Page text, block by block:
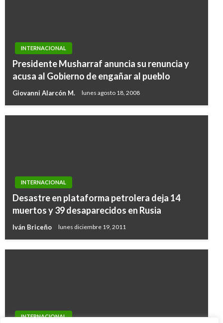
INTERNACIONAL
Presidente Musharraf anuncia su renuncia y
acusa al Gobierno de engañar al pueblo
Giovanni Alarcón M. lunes agosto 18, 2008
INTERNACIONAL
Desastre en plataforma petrolera deja 14
muertos y 39 desaparecidos en Rusia
Iván Briceño lunes diciembre 19, 2011
INTERNACIONAL